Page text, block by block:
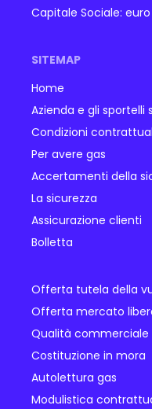
Capitale Sociale: euro
SITEMAP
Home
Azienda e gli sportelli
Condizioni
Per avere gas
Accertamenti della
La sicurezza
Assicurazione clienti
Bolletta
Offerta tutela della
Offerta mercato
Qualità commerciale
Costituzione in mora
Autolettura gas
Modulistica